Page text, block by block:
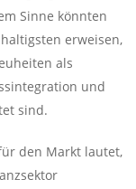
Sinne könnten
erweisen,
als
und
sind.
den Markt lautet,